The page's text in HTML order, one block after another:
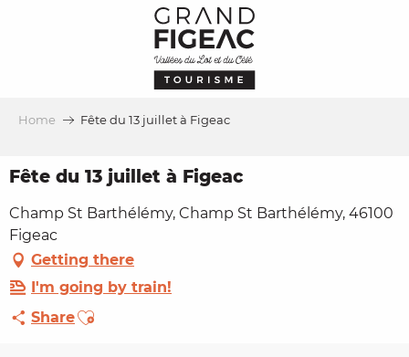
Home Fête du 13 juillet à Figeac
Fête du 13 juillet à Figeac
Champ St Barthélémy, Champ St Barthélémy, 46100
Figeac
Getting there
I'm going by train!
ShareAjouter aux favoris